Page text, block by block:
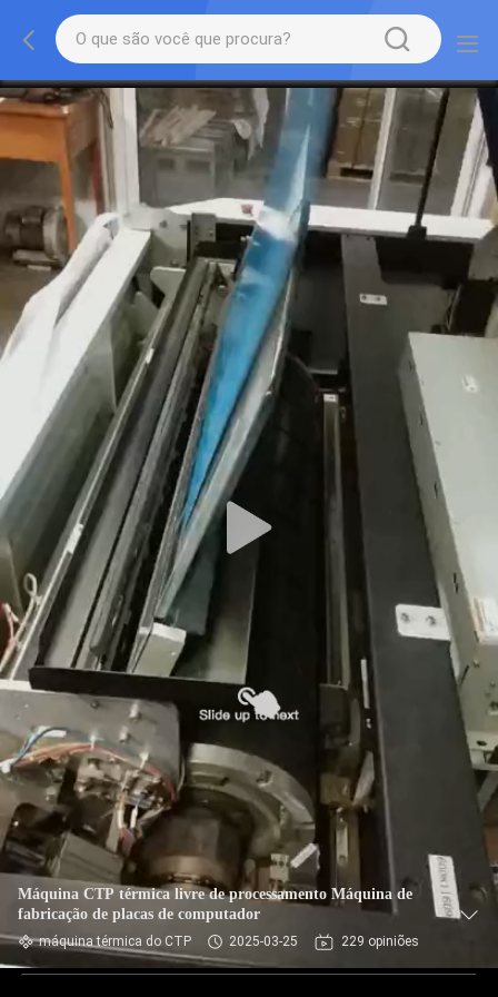
Máquina CTP térmica livre de processamento Máquina de
fabricação de placas de computador
máquina térmica do CTP 2025-03-25 229 opiniões